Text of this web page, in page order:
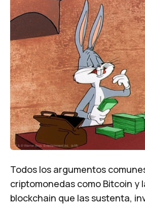
Todos los argumentos
criptomonedas como Bitcoin y
blockchain que las sustenta,